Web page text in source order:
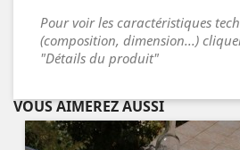
Pour voir les caractéristiques
(composition, dimension...)
"Détails du produit"
VOUS AIMEREZ AUSSI